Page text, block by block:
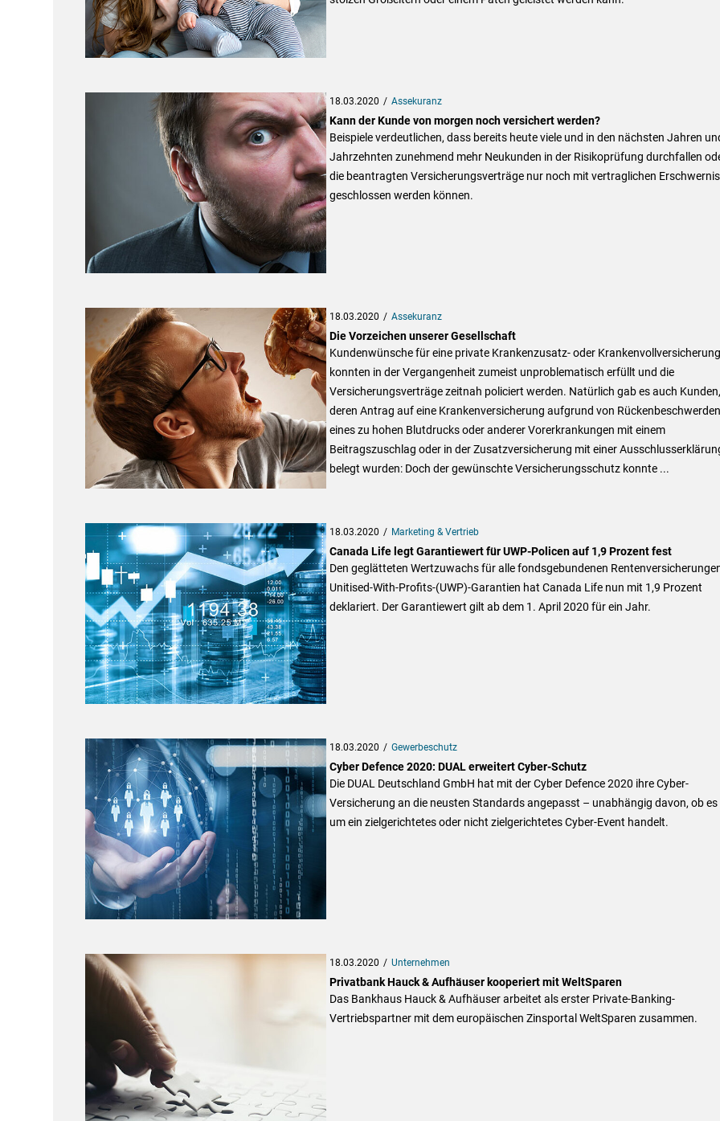
18.03.2020 Assekuranz
Kann der Kunde von morgen noch versichert werden?
Beispiele verdeutlichen, dass bereits heute viele und in den nächsten Jahren
Jahrzehnten zunehmend mehr Neukunden in der Risikoprüfung durchfallen
die beantragten Versicherungsverträge nur noch mit vertraglichen
geschlossen werden können.
18.03.2020 Assekuranz
Die Vorzeichen unserer Gesellschaft
Kundenwünsche für eine private Krankenzusatz- oder Krankenvollversicherung
konnten in der Vergangenheit zumeist unproblematisch erfüllt und die
Versicherungsverträge zeitnah policiert werden. Natürlich gab es auch Kunden,
deren Antrag auf eine Krankenversicherung aufgrund von
eines zu hohen Blutdrucks oder anderer Vorerkrankungen mit einem
Beitragszuschlag oder in der Zusatzversicherung mit einer
belegt wurden: Doch der gewünschte Versicherungsschutz konnte ...
18.03.2020 Marketing & Vertrieb
Canada Life legt Garantiewert für UWP-Policen auf 1,9 Prozent fest
Den geglätteten Wertzuwachs für alle fondsgebundenen
Unitised-With-Profits-(UWP)-Garantien hat Canada Life nun mit 1,9 Prozent
deklariert. Der Garantiewert gilt ab dem 1. April 2020 für ein Jahr.
18.03.2020 Gewerbeschutz
Cyber Defence 2020: DUAL erweitert Cyber-Schutz
Die DUAL Deutschland GmbH hat mit der Cyber Defence 2020 ihre Cyber-
Versicherung an die neusten Standards angepasst – unabhängig davon, ob es
um ein zielgerichtetes oder nicht zielgerichtetes Cyber-Event handelt.
18.03.2020 Unternehmen
Privatbank Hauck & Aufhäuser kooperiert mit WeltSparen
Das Bankhaus Hauck & Aufhäuser arbeitet als erster Private-Banking-
Vertriebspartner mit dem europäischen Zinsportal WeltSparen zusammen.